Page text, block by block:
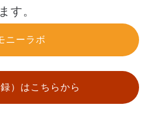
す。
ニーラボ
）はこちらから